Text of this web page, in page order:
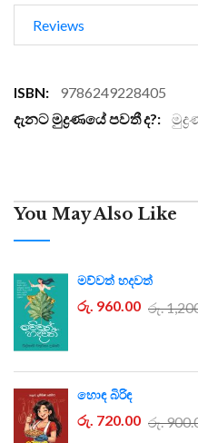
Reviews
More
Information
9786249228405
You May Also Like
මව්වත් හදවත්
රු. 960.00 රු.
හොඳ බිරිඳ
රු. 720.00 රු.